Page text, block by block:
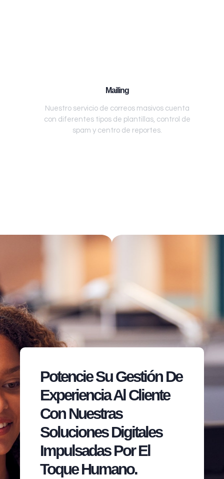
Mailing
Nuestro servicio de correos masivos cuenta
con diferentes tipos de plantillas, control de
spam y centro de reportes.
Potencie Su Gestión De
Experiencia Al Cliente
Con Nuestras
Soluciones Digitales
Impulsadas Por El
Toque Humano.